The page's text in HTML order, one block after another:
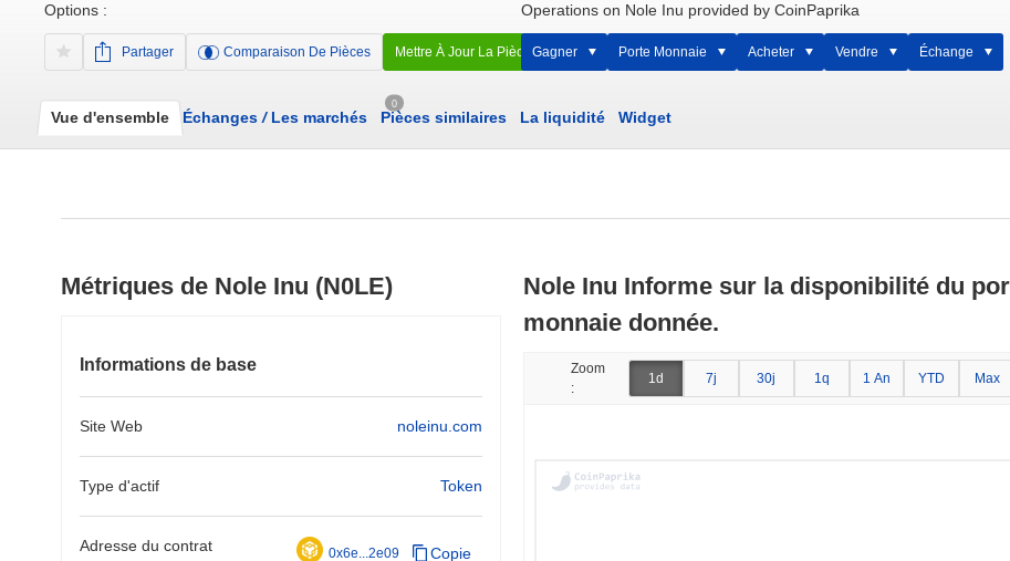
Options :
Partager Comparaison De Pièces Mettre À Jour La Pièce
Operations on Nole Inu provided by CoinPaprika
Gagner Porte Monnaie Acheter Vendre Échange
Vue d'ensemble Échanges /Les marchés
0
Pièces similaires La liquidité Widget
Métriques de Nole Inu (N0LE)
Informations de base
Site Web noleinu.com
Type d'actif Token
Adresse du contrat 0x6e...2e09 Copie
Nole Inu Informe sur la disponibilité du
monnaie donnée.
Zoom
:
1d 7j 30j 1q 1 An YTD Max